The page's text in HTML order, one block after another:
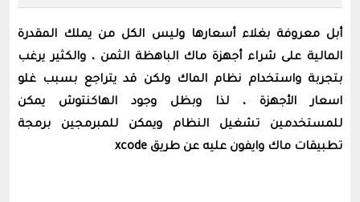
أبل معروفة بغلاء أسعارها وليس الكل من يملك المقدرة
المالية على شراء أجهزة ماك الباهظة الثمن ، والكثير يرغب
بتجربة واستخدام نظام الماك ولكن قد يتراجع بسبب غلو
اسعار الأجهزة ، لذا وبظل وجود الهاكنتوش يمكن
للمستخدمين تشغيل النظام ويمكن للمبرمجين برمجة
تطبيقات ماك وايفون عليه عن طريق xcode